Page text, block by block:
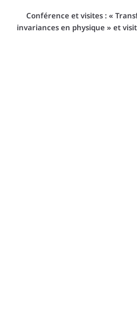
Conférence et visites : «
invariances en physique » et